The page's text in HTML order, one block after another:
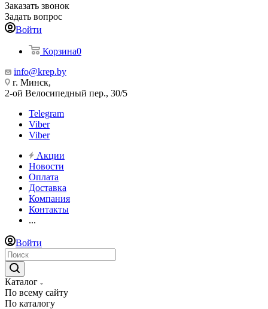
Заказать звонок
Задать вопрос
Войти
Корзина0
info@krep.by
г. Минск,
2-ой Велосипедный пер., 30/5
Telegram
Viber
Viber
Акции
Новости
Оплата
Доставка
Компания
Контакты
...
Войти
Каталог
По всему сайту
По каталогу